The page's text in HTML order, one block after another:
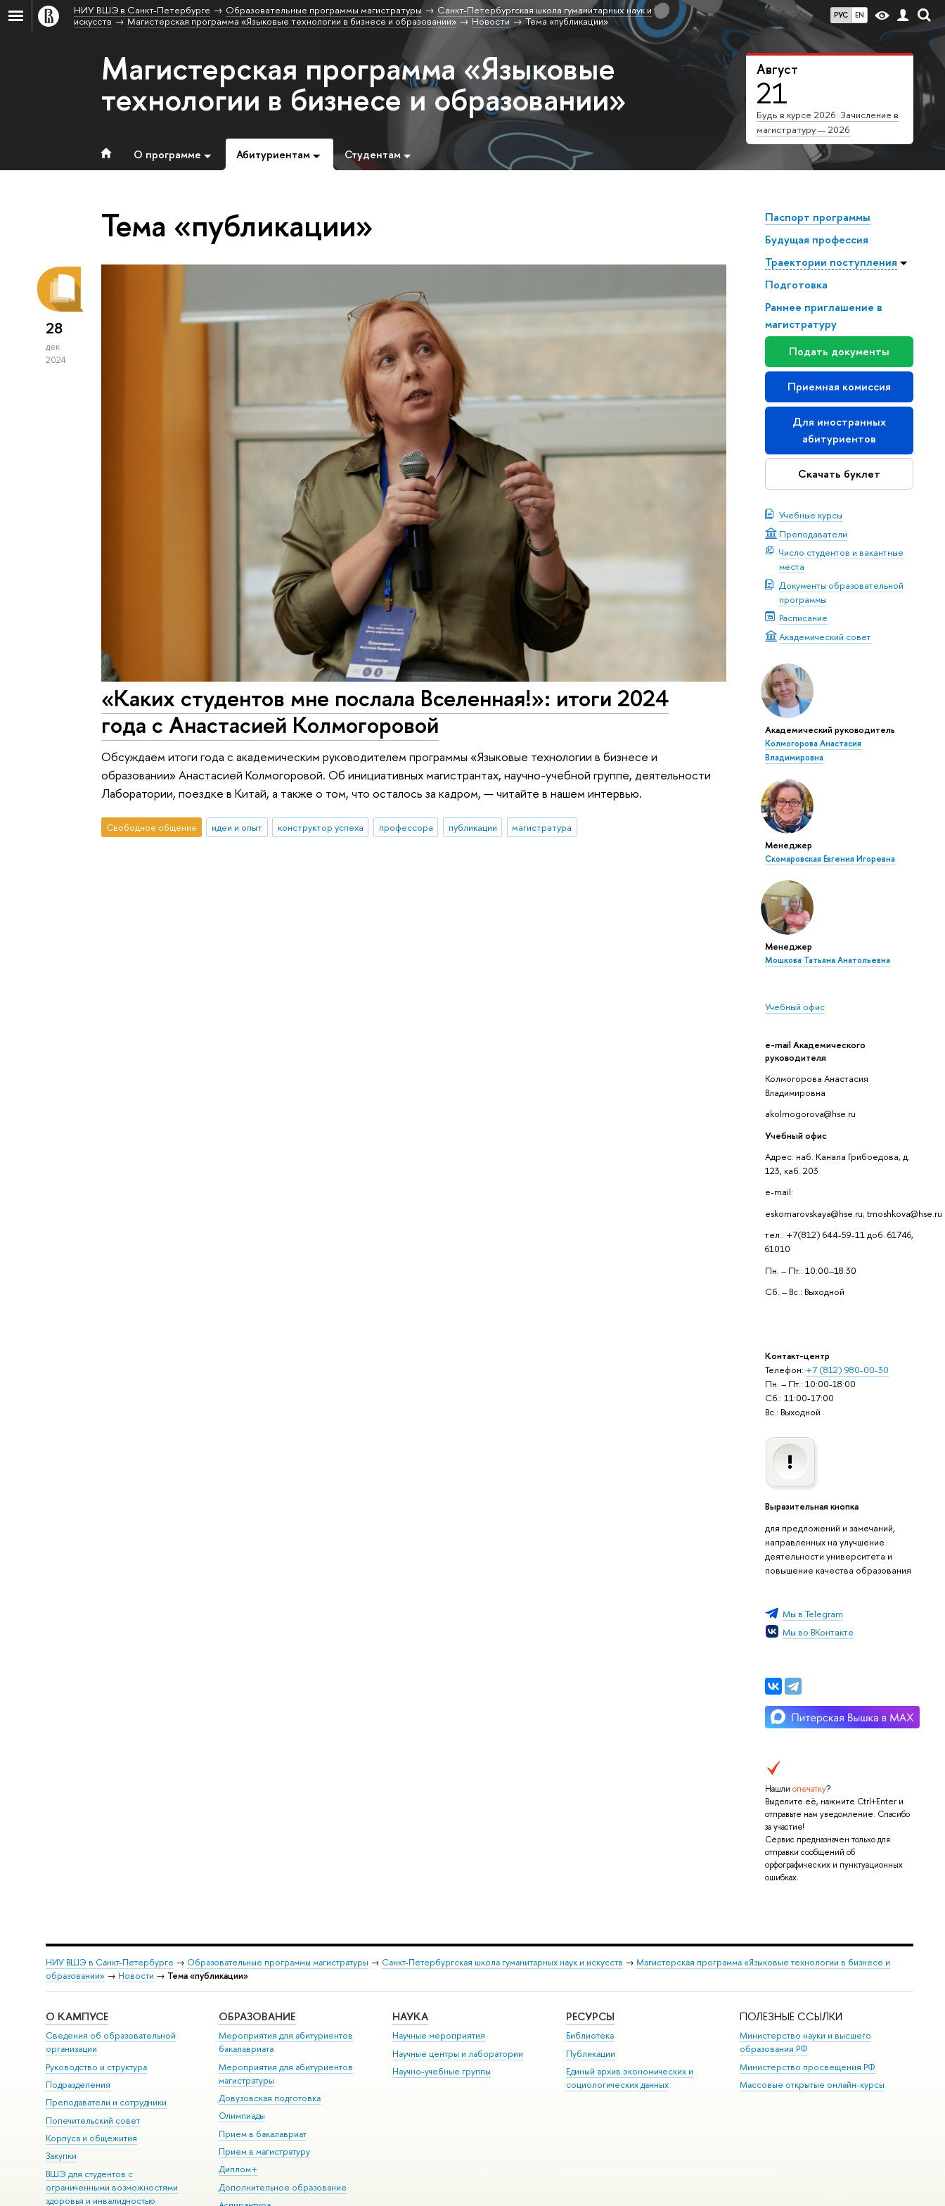
РУС EN
НИУ ВШЭ в Санкт-Петербурге Образовательные программы магистратуры
Санкт-Петербургская школа гуманитарных наук и
искусств
Магистерская программа «Языковые технологии в бизнесе и образовании» Новости Тема «публикации»
Август
21
Будь в курсе 2026: Зачисление в
магистратуру — 2026
Магистерская программа «Языковые
технологии в бизнесе и образовании»
О программе Абитуриентам Студентам
Паспорт программы
Будущая профессия
Траектории поступления
Подготовка
Раннее приглашение в
магистратуру
Подать документы
Приемная комиссия
Для иностранных
абитуриентов
Скачать буклет
Учебные курсы
Преподаватели
Число студентов и вакантные
места
Документы образовательной
программы
Расписание
Академический совет
Академический руководитель
Колмогорова Анастасия
Владимировна
Менеджер
Скомаровская Евгения Игоревна
Менеджер
Мошкова Татьяна Анатольевна
Учебный офис
e-mail Академического
руководителя
Колмогорова Анастасия
Владимировна
akolmogorova@hse.ru
Учебный офис
Адрес: наб. Канала Грибоедова, д.
123, каб. 203
e-mail:
eskomarovskaya@hse.ru; tmoshkova@hse.ru
тел.: +7(812) 644-59-11 доб. 61746,
61010
Пн. – Пт.: 10:00–18:30
Сб. – Вс.: Выходной
Контакт-центр
Телефон: +7 (812) 980-00-30
Пн. – Пт.: 10:00-18:00
Сб.: 11:00-17:00
Вс.: Выходной
Выразительная кнопка
для предложений и замечаний,
направленных на улучшение
деятельности университета и
повышение качества образования
Мы в Telegram
Мы во ВКонтакте
Нашли опечатку?
Выделите её, нажмите Ctrl+Enter и
отправьте нам уведомление. Спасибо
за участие!
Сервис предназначен только для
отправки сообщений об
орфографических и пунктуационных
ошибках.
Тема «публикации»
28
дек
2024
«Каких студентов мне послала Вселенная!»: итоги 2024
года с Анастасией Колмогоровой
Обсуждаем итоги года с академическим руководителем программы «Языковые технологии в бизнесе и
образовании» Анастасией Колмогоровой. Об инициативных магистрантах, научно-учебной группе, деятельности
Лаборатории, поездке в Китай, а также о том, что осталось за кадром, — читайте в нашем интервью.
Свободное общение идеи и опыт конструктор успеха профессора публикации магистратура
НИУ ВШЭ в Санкт-Петербурге → Образовательные программы магистратуры → Санкт-Петербургская школа гуманитарных наук и искусств → Магистерская программа «Языковые технологии в бизнесе и
образовании» → Новости → Тема «публикации»
О КАМПУСЕ
Сведения об образовательной
организации
Руководство и структура
Подразделения
Преподаватели и сотрудники
Попечительский совет
Корпуса и общежития
Закупки
ВШЭ для студентов с
ограниченными возможностями
здоровья и инвалидностью
ОБРАЗОВАНИЕ
Мероприятия для абитуриентов
бакалавриата
Мероприятия для абитуриентов
магистратуры
Довузовская подготовка
Олимпиады
Прием в бакалавриат
Прием в магистратуру
Диплом+
Дополнительное образование
НАУКА
Научные мероприятия
Научные центры и лаборатории
Научно-учебные группы
РЕСУРСЫ
Библиотека
Публикации
Единый архив экономических и
социологических данных
ПОЛЕЗНЫЕ ССЫЛКИ
Министерство науки и высшего
образования РФ
Министерство просвещения РФ
Массовые открытые онлайн-курсы